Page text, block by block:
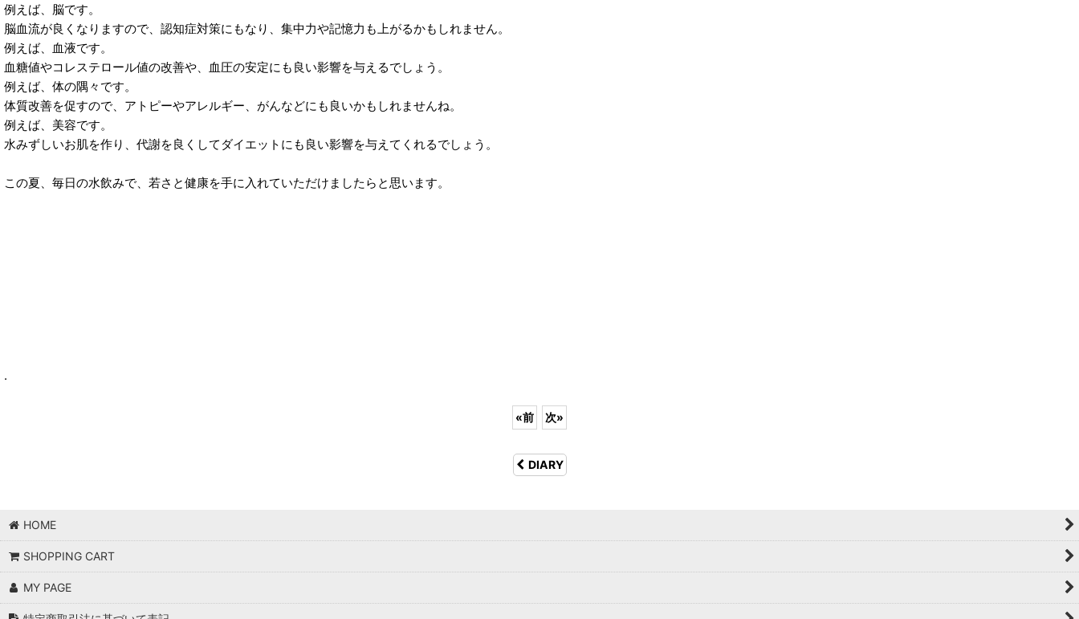
例えば、脳です。
脳血流が良くなりますので、認知症対策にもなり、集中力や記憶力も上がるかもしれません。
例えば、血液です。
血糖値やコレステロール値の改善や、血圧の安定にも良い影響を与えるでしょう。
例えば、体の隅々です。
体質改善を促すので、アトピーやアレルギー、がんなどにも良いかもしれませんね。
例えば、美容です。
水みずしいお肌を作り、代謝を良くしてダイエットにも良い影響を与えてくれるでしょう。
この夏、毎日の水飲みで、若さと健康を手に入れていただけましたらと思います。
.
«前 次»
DIARY
HOME
SHOPPING CART
MY PAGE